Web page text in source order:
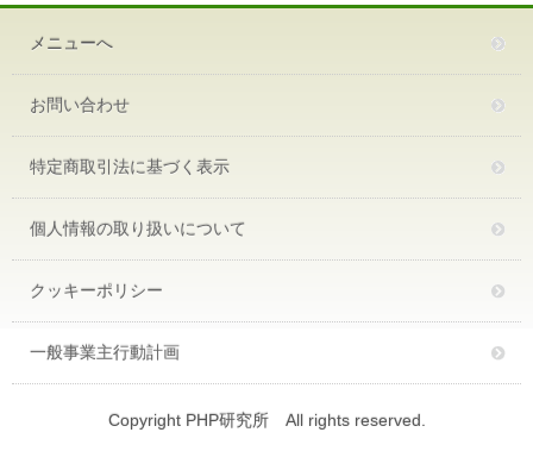
メニューへ
お問い合わせ
特定商取引法に基づく表示
個人情報の取り扱いについて
クッキーポリシー
一般事業主行動計画
Copyright PHP研究所 All rights reserved.